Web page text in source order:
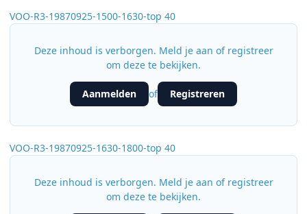
VOO-R3-19870925-1500-1630-top 40
Deze inhoud is verborgen. Meld je aan of registreer
om deze te bekijken.
Aanmelden of Registreren
VOO-R3-19870925-1630-1800-top 40
Deze inhoud is verborgen. Meld je aan of registreer
om deze te bekijken.